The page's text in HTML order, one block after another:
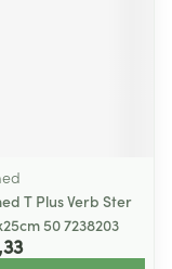
T Plus Verb Ster
50 7238203